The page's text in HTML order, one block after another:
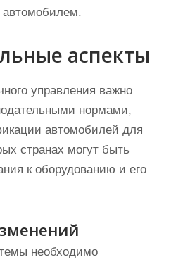
автомобилем.
аспекты
управления важно
нормами,
автомобилей для
странах могут быть
к оборудованию и его
необходимо